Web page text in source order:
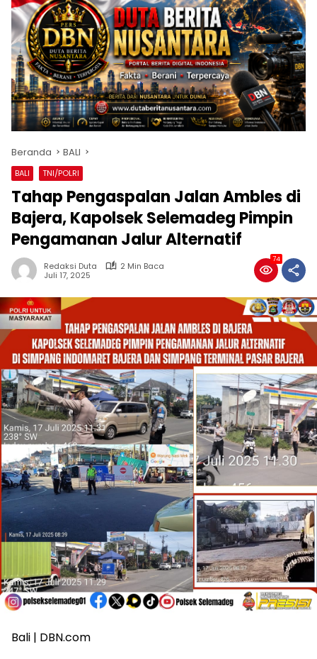
Beranda BALI
BALI TNI/POLRI
Tahap Pengaspalan Jalan Ambles di
Bajera, Kapolsek Selemadeg Pimpin
Pengamanan Jalur Alternatif
Redaksi Duta
2 Min Baca
Juli 17, 2025
74
Bali | DBN.com